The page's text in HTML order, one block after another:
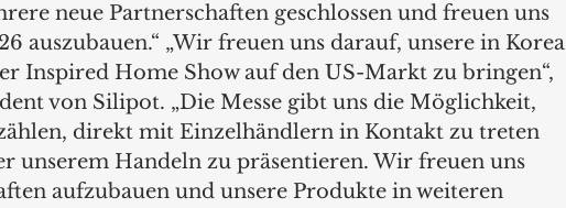
neue Partnerschaften geschlossen und freuen uns
auszubauen.“ „Wir freuen uns darauf, unsere in Korea
Inspired Home Show auf den US-Markt zu bringen“,
von Silipot. „Die Messe gibt uns die Möglichkeit,
direkt mit Einzelhändlern in Kontakt zu treten
unserem Handeln zu präsentieren. Wir freuen uns
aufzubauen und unsere Produkte in weiteren